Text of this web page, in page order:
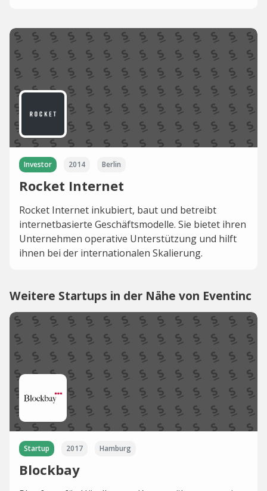
Investor 2014 Berlin
Rocket Internet
Rocket Internet inkubiert, baut und betreibt
internetbasierte Geschäftsmodelle. Sie bietet ihren
Unternehmen operative Unterstützung und hilft
ihnen bei der internationalen Skalierung.
Weitere Startups in der Nähe von Eventinc
Startup 2017 Hamburg
Blockbay